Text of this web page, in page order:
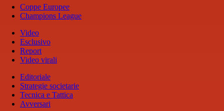
Coppe Europee
Champions League
Video
Esclusivo
Report
Video virali
Editoriale
Strategie societarie
Tecnica e Tattica
Avversari